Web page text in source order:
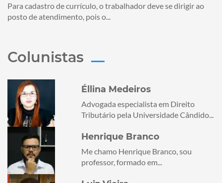
Para cadastro de currículo, o trabalhador deve se dirigir ao
posto de atendimento, pois o...
Colunistas
Éllina Medeiros
Advogada especialista em Direito
Tributário pela Universidade Cândido...
Henrique Branco
Me chamo Henrique Branco, sou
professor, formado em...